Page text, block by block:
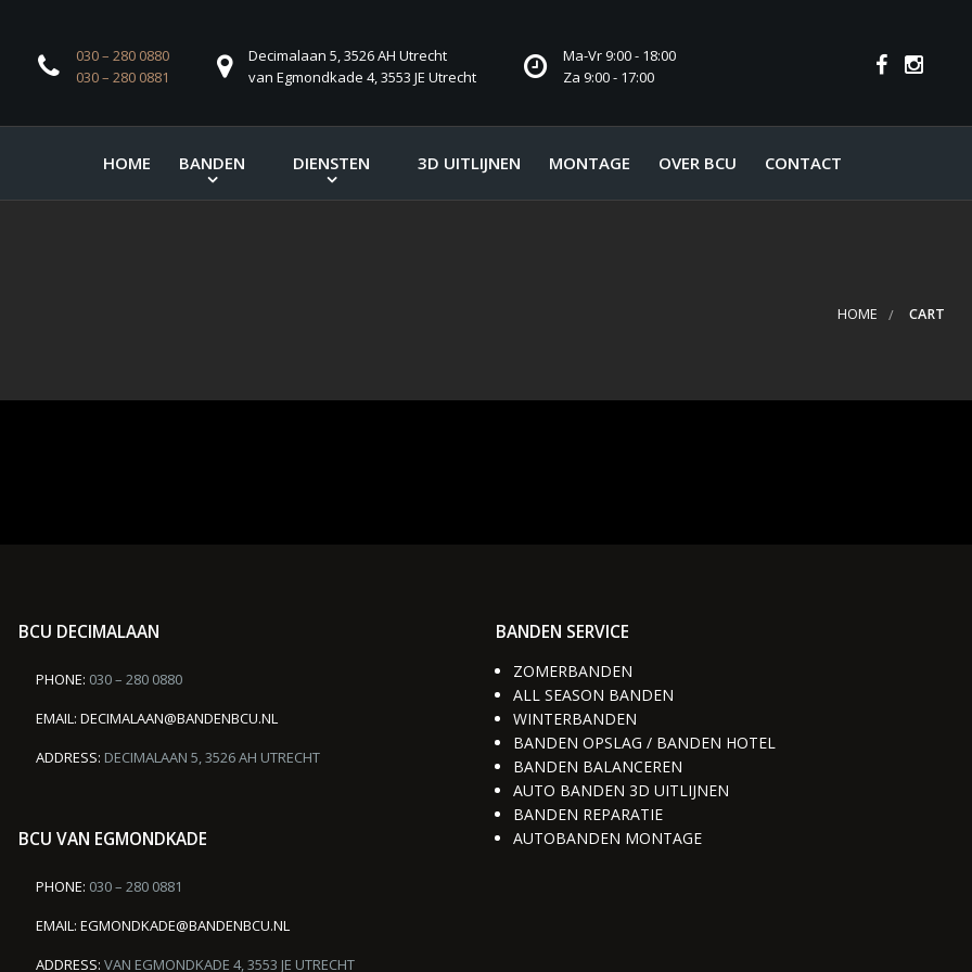
030 – 280 0880
030 – 280 0881
Decimalaan 5, 3526 AH Utrecht
van Egmondkade 4, 3553 JE Utrecht
Ma-Vr 9:00 - 18:00
Za 9:00 - 17:00
HOME BANDEN DIENSTEN 3D UITLIJNEN MONTAGE OVER BCU CONTACT
HOME CART
BCU DECIMALAAN
PHONE: 030 – 280 0880
EMAIL: DECIMALAAN@BANDENBCU.NL
ADDRESS: DECIMALAAN 5, 3526 AH UTRECHT
BCU VAN EGMONDKADE
PHONE: 030 – 280 0881
EMAIL: EGMONDKADE@BANDENBCU.NL
ADDRESS: VAN EGMONDKADE 4, 3553 JE UTRECHT
BANDEN SERVICE
ZOMERBANDEN
ALL SEASON BANDEN
WINTERBANDEN
BANDEN OPSLAG / BANDEN HOTEL
BANDEN BALANCEREN
AUTO BANDEN 3D UITLIJNEN
BANDEN REPARATIE
AUTOBANDEN MONTAGE